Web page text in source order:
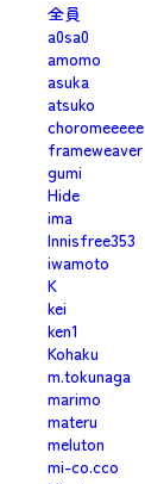
全員
a0sa0
amomo
asuka
atsuko
choromeeeee
frameweaver
gumi
Hide
ima
Innisfree353
iwamoto
K
kei
ken1
Kohaku
m.tokunaga
marimo
materu
meluton
mi-co.cco